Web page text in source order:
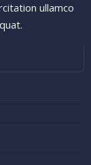
ullamco